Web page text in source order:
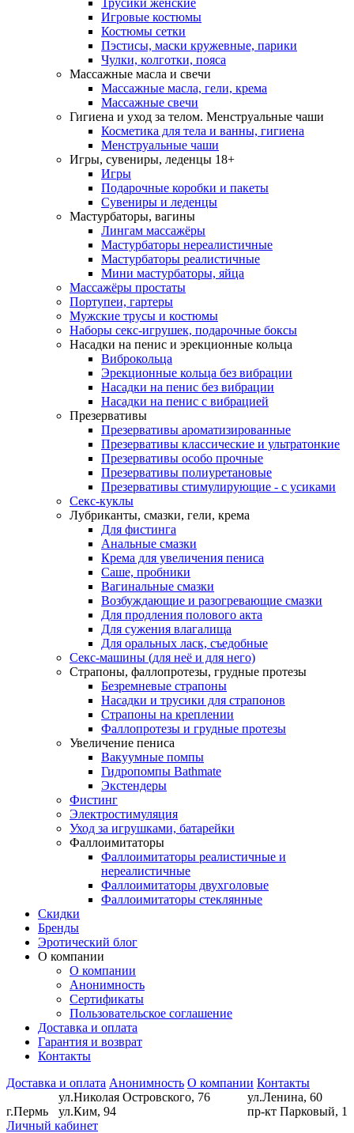
Трусики женские
Игровые костюмы
Костюмы сетки
Пэстисы, маски кружевные, парики
Чулки, колготки, пояса
Массажные масла и свечи
Массажные масла, гели, крема
Массажные свечи
Гигиена и уход за телом. Менструальные чаши
Косметика для тела и ванны, гигиена
Менструальные чаши
Игры, сувениры, леденцы 18+
Игры
Подарочные коробки и пакеты
Сувениры и леденцы
Мастурбаторы, вагины
Лингам массажёры
Мастурбаторы нереалистичные
Мастурбаторы реалистичные
Мини мастурбаторы, яйца
Массажёры простаты
Портупеи, гартеры
Мужские трусы и костюмы
Наборы секс-игрушек, подарочные боксы
Насадки на пенис и эрекционные кольца
Виброкольца
Эрекционные кольца без вибрации
Насадки на пенис без вибрации
Насадки на пенис с вибрацией
Презервативы
Презервативы ароматизированные
Презервативы классические и ультратонкие
Презервативы особо прочные
Презервативы полиуретановые
Презервативы стимулирующие - с усиками
Секс-куклы
Лубриканты, смазки, гели, крема
Для фистинга
Анальные смазки
Крема для увеличения пениса
Саше, пробники
Вагинальные смазки
Возбуждающие и разогревающие смазки
Для продления полового акта
Для сужения влагалища
Для оральных ласк, съедобные
Секс-машины (для неё и для него)
Страпоны, фаллопротезы, грудные протезы
Безремневые страпоны
Насадки и трусики для страпонов
Страпоны на креплении
Фаллопротезы и грудные протезы
Увеличение пениса
Вакуумные помпы
Гидропомпы Bathmate
Экстендеры
Фистинг
Электростимуляция
Уход за игрушками, батарейки
Фаллоимитаторы
Фаллоимитаторы реалистичные и
нереалистичные
Фаллоимитаторы двухголовые
Фаллоимитаторы стеклянные
Скидки
Бренды
Эротический блог
О компании
О компании
Анонимность
Сертификаты
Пользовательское соглашение
Доставка и оплата
Гарантия и возврат
Контакты
Доставка и оплата Анонимность О компании Контакты
г.Пермь
ул.Николая Островского, 76
ул.Ким, 94
ул.Ленина, 60
пр-кт Парковый, 1
Личный кабинет